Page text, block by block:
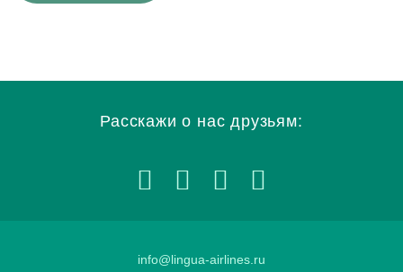
Расскажи о нас друзьям:
info@lingua-airlines.ru